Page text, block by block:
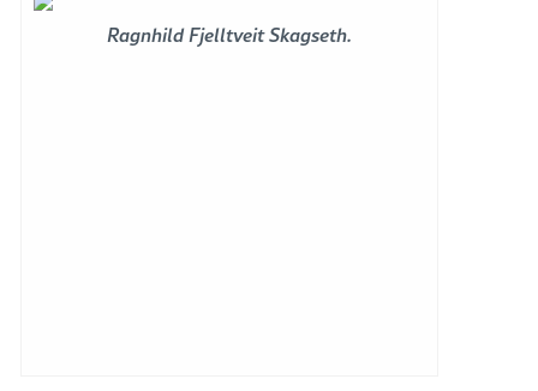
Ragnhild Fjelltveit Skagseth.